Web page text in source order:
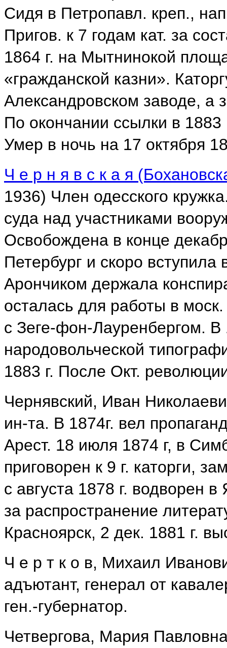
Сидя в Петропавл. креп.,
Пригов. к 7 годам кат. за
1864 г. на Мытнинокой
«гражданской казни».
Александровском заводе, а
По окончании ссылки в
Умер в ночь на 17 октября
Ч е р н я в с к а я
1936) Член одесского
суда над участниками
Освобождена в конце
Петербург и скоро
Арончиком держала
осталась для работы в
с Зеге-фон-Лауренбергом. В
народовольческой
1883 г. После Окт.
Чернявский, Иван
ин-та. В 1874г. вел
Арест. 18 июля 1874 г, в
приговорен к 9 г. каторги,
с августа 1878 г. водворен
за распространение
Красноярск, 2 дек. 1881 г.
Ч е р т к о в, Михаил
адъютант, генерал от
ген.-губернатор.
Четвергова, Мария